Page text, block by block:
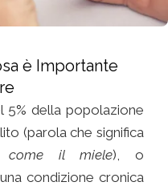
è Importante
5% della popolazione
(parola che significa
come il miele), o
condizione cronica